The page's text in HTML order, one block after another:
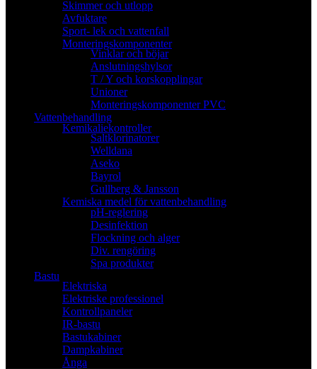
Skimmer och utlopp
Avfuktare
Sport- lek och vattenfall
Monteringskomponenter
Vinklar och böjar
Anslutningshylsor
T / Y och korskopplingar
Unioner
Monteringskomponenter PVC
Vattenbehandling
Kemikaliekontroller
Saltklorinatorer
Welldana
Aseko
Bayrol
Gullberg & Jansson
Kemiska medel för vattenbehandling
pH-reglering
Desinfektion
Flockning och alger
Div. rengöring
Spa produkter
Bastu
Elektriska
Elektriske professionel
Kontrollpaneler
IR-bastu
Bastukabiner
Dampkabiner
Ånga